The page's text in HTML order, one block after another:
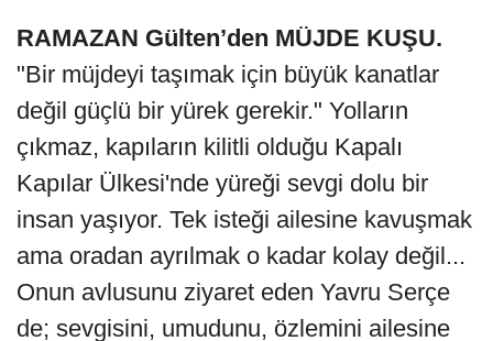
RAMAZAN Gülten’den MÜJDE KUŞU.
"Bir müjdeyi taşımak için büyük kanatlar
değil güçlü bir yürek gerekir." Yolların
çıkmaz, kapıların kilitli olduğu Kapalı
Kapılar Ülkesi'nde yüreği sevgi dolu bir
insan yaşıyor. Tek isteği ailesine kavuşmak
ama oradan ayrılmak o kadar kolay değil...
Onun avlusunu ziyaret eden Yavru Serçe
de; sevgisini, umudunu, özlemini ailesine